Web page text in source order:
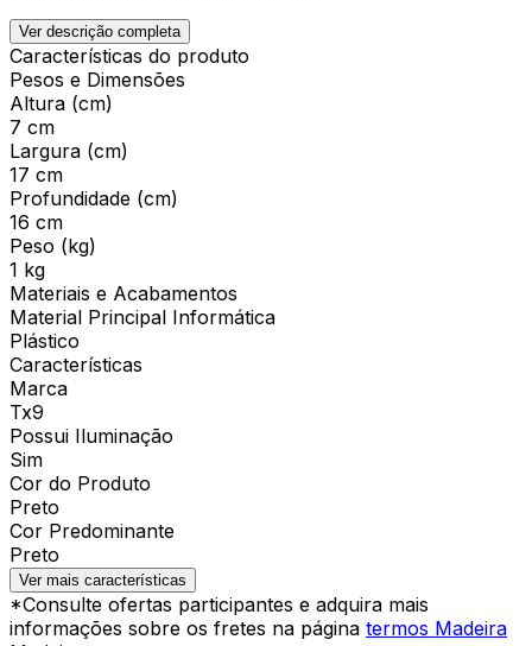
Ver descrição completa
Características do produto
Pesos e Dimensões
Altura (cm)
7 cm
Largura (cm)
17 cm
Profundidade (cm)
16 cm
Peso (kg)
1 kg
Materiais e Acabamentos
Material Principal Informática
Plástico
Características
Marca
Tx9
Possui Iluminação
Sim
Cor do Produto
Preto
Cor Predominante
Preto
Ver mais características
*Consulte ofertas participantes e adquira mais
informações sobre os fretes na página termos Madeira